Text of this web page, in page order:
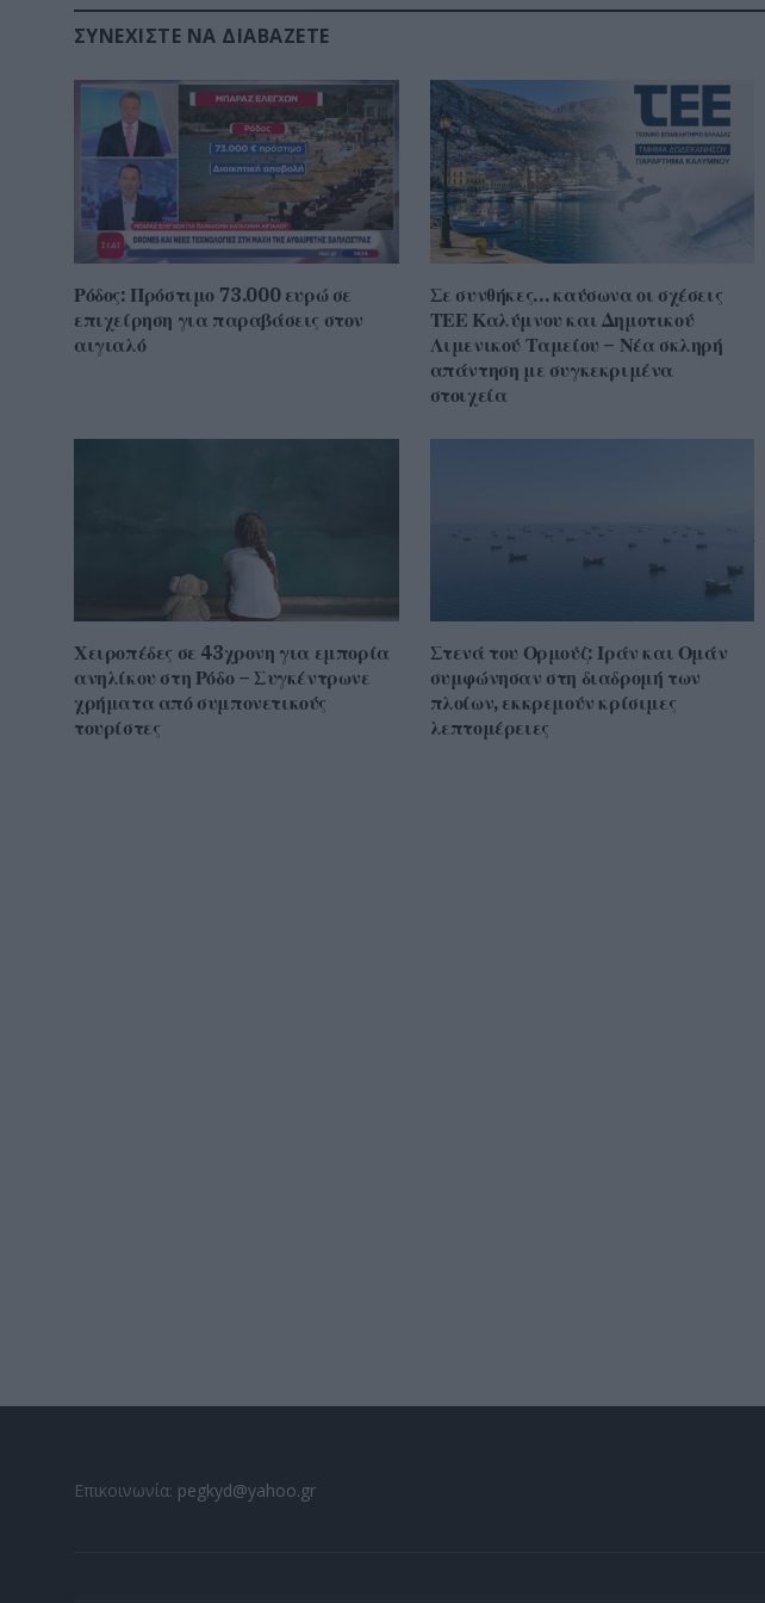
ΣΥΝΕΧΊΣΤΕ ΝΑ ΔΙΑΒΆΖΕΤΕ
Ρόδος: Πρόστιμο 73.000 ευρώ σε
επιχείρηση για παραβάσεις στον
αιγιαλό
Σε συνθήκες… καύσωνα οι σχέσεις
ΤΕΕ Καλύμνου και Δημοτικού
Λιμενικού Ταμείου – Νέα σκληρή
απάντηση με συγκεκριμένα
στοιχεία
Χειροπέδες σε 43χρονη για εμπορία
ανηλίκου στη Ρόδο – Συγκέντρωνε
χρήματα από συμπονετικούς
τουρίστες
Στενά του Ορμούζ: Ιράν και Ομάν
συμφώνησαν στη διαδρομή των
πλοίων, εκκρεμούν κρίσιμες
λεπτομέρειες
Επικοινωνία: pegkyd@yahoo.gr